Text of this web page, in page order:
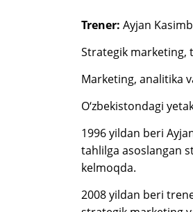
Trener: Ayjan
Strategik marketing,
Marketing, analitika
O‘zbekistondagi
1996 yildan beri
tahlilga asoslangan
kelmoqda.
2008 yildan beri